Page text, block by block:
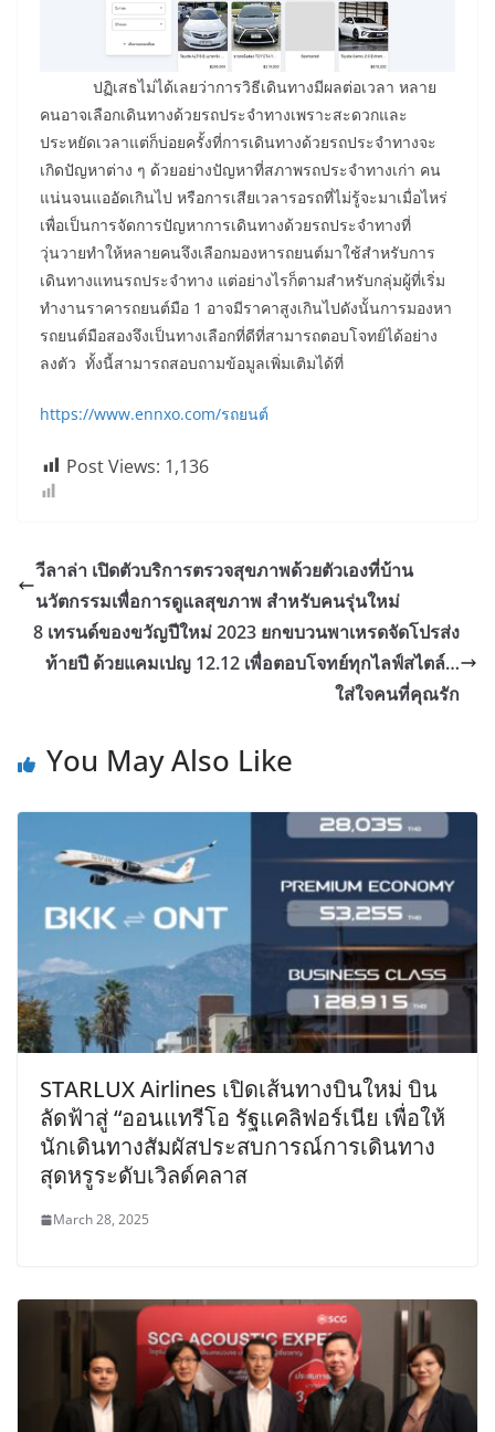
ปฏิเสธไม่ได้เลยว่าการวิธีเดินทางมีผลต่อเวลา หลาย
คนอาจเลือกเดินทางด้วยรถประจำทางเพราะสะดวกและ
ประหยัดเวลาแต่ก็บ่อยครั้งที่การเดินทางด้วยรถประจำทางจะ
เกิดปัญหาต่าง ๆ ด้วยอย่างปัญหาที่สภาพรถประจำทางเก่า คน
แน่นจนแออัดเกินไป หรือการเสียเวลารอรถที่ไม่รู้จะมาเมื่อไหร่
เพื่อเป็นการจัดการปัญหาการเดินทางด้วยรถประจำทางที่
วุ่นวายทำให้หลายคนจึงเลือกมองหารถยนต์มาใช้สำหรับการ
เดินทางแทนรถประจำทาง แต่อย่างไรก็ตามสำหรับกลุ่มผู้ที่เริ่ม
ทำงานราคารถยนต์มือ 1 อาจมีราคาสูงเกินไปดังนั้นการมองหา
รถยนต์มือสองจึงเป็นทางเลือกที่ดีที่สามารถตอบโจทย์ได้อย่าง
ลงตัว ทั้งนี้สามารถสอบถามข้อมูลเพิ่มเติมได้ที่
https://www.ennxo.com/รถยนต์
Post Views: 1,136
วีลาล่า เปิดตัวบริการตรวจสุขภาพด้วยตัวเองที่บ้าน
นวัตกรรมเพื่อการดูแลสุขภาพ สำหรับคนรุ่นใหม่
8 เทรนด์ของขวัญปีใหม่ 2023 ยกขบวนพาเหรดจัดโปรส่ง
ท้ายปี ด้วยแคมเปญ 12.12 เพื่อตอบโจทย์ทุกไลฟ์สไตล์…
ใส่ใจคนที่คุณรัก
You May Also Like
STARLUX Airlines เปิดเส้นทางบินใหม่ บิน
ลัดฟ้าสู่ “ออนแทรีโอ รัฐแคลิฟอร์เนีย เพื่อให้
นักเดินทางสัมผัสประสบการณ์การเดินทาง
สุดหรูระดับเวิลด์คลาส
March 28, 2025